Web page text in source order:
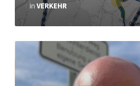
in VERKEHR
Read